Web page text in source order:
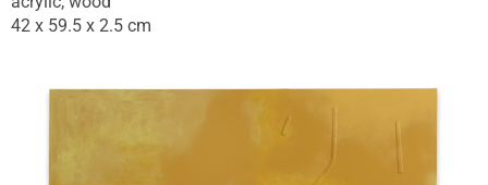
42 x 59.5 x 2.5 cm